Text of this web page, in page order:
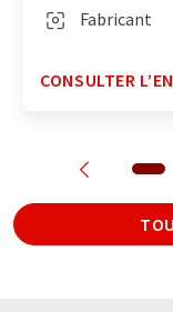
Fabricant
CONSULTER